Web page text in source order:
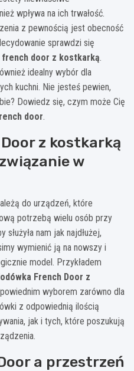
wpływa na ich trwałość.
z pewnością jest obecność
sprawdzi się
french door z kostkarką.
idealny wybór dla
kuchni. Nie jesteś pewien,
Dowiedz się, czym może Cię
door.
z kostkarką
w
do urządzeń, które
potrzebą wielu osób przy
nam jak najdłużej,
wymienić ją na nowszy i
model. Przykładem
French Door z
wyborem zarówno dla
z odpowiednią ilością
jak i tych, które poszukują
a przestrzeń